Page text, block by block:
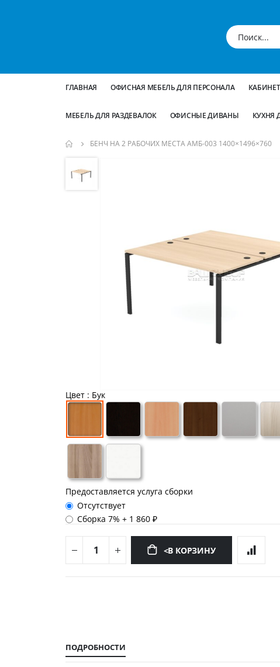
ГЛАВНАЯ ОФИСНАЯ МЕБЕЛЬ ДЛЯ ПЕРСОНАЛА
МЕБЕЛЬ ДЛЯ РАЗДЕВАЛОК ОФИСНЫЕ ДИВАНЫ КУХНЯ
БЕНЧ НА 2 РАБОЧИХ МЕСТА АМБ-003 1400×1496×760
перейти
Цвет : Бук
Предоставляется услуга сборки
Отсутствует
Сборка 7%+ 1 860 ₽
<В КОРЗИНУ
ПОДРОБНОСТИ